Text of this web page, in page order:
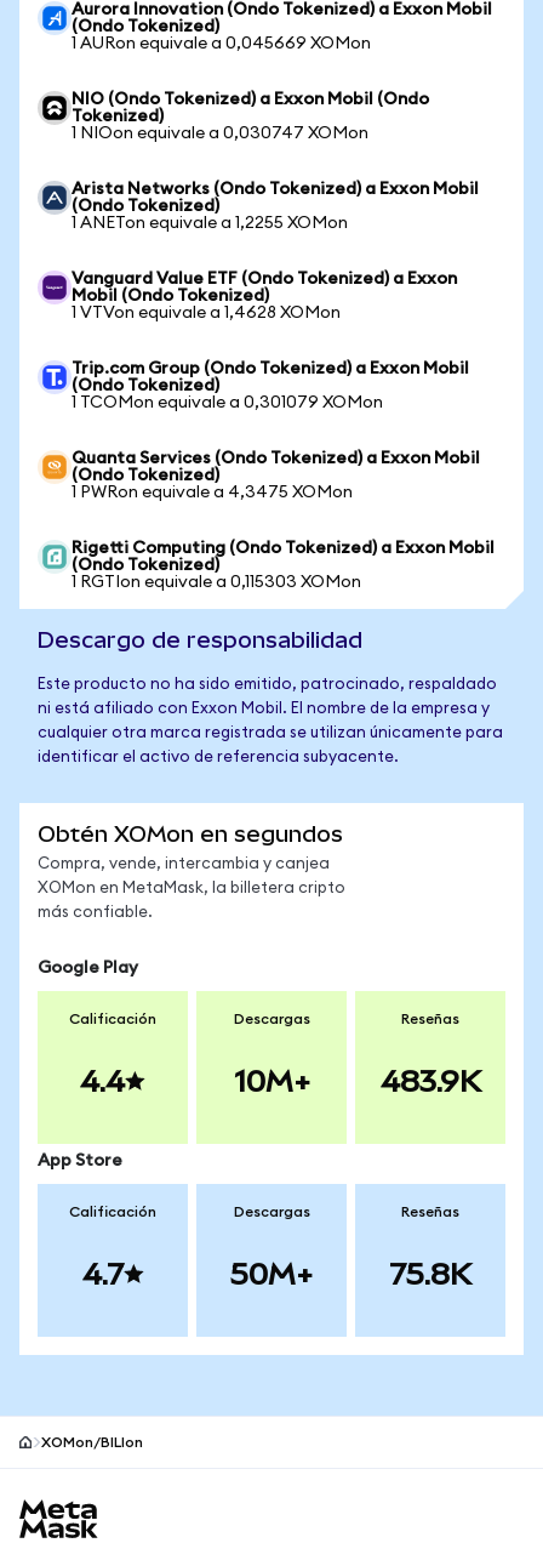
Aurora Innovation (Ondo Tokenized) a Exxon Mobil
(Ondo Tokenized)
1 AURon equivale a 0,045669 XOMon
NIO (Ondo Tokenized) a Exxon Mobil (Ondo
Tokenized)
1 NIOon equivale a 0,030747 XOMon
Arista Networks (Ondo Tokenized) a Exxon Mobil
(Ondo Tokenized)
1 ANETon equivale a 1,2255 XOMon
Vanguard Value ETF (Ondo Tokenized) a Exxon
Mobil (Ondo Tokenized)
1 VTVon equivale a 1,4628 XOMon
Trip.com Group (Ondo Tokenized) a Exxon Mobil
(Ondo Tokenized)
1 TCOMon equivale a 0,301079 XOMon
Quanta Services (Ondo Tokenized) a Exxon Mobil
(Ondo Tokenized)
1 PWRon equivale a 4,3475 XOMon
Rigetti Computing (Ondo Tokenized) a Exxon Mobil
(Ondo Tokenized)
1 RGTIon equivale a 0,115303 XOMon
Descargo de responsabilidad
Este producto no ha sido emitido, patrocinado, respaldado
ni está afiliado con Exxon Mobil. El nombre de la empresa y
cualquier otra marca registrada se utilizan únicamente para
identificar el activo de referencia subyacente.
Obtén XOMon en segundos
Compra, vende, intercambia y canjea
XOMon en MetaMask, la billetera cripto
más confiable.
Google Play
Calificación
4.4
Descargas
10M+
Reseñas
483.9K
App Store
Calificación
4.7
Descargas
50M+
Reseñas
75.8K
XOMon/BILIon